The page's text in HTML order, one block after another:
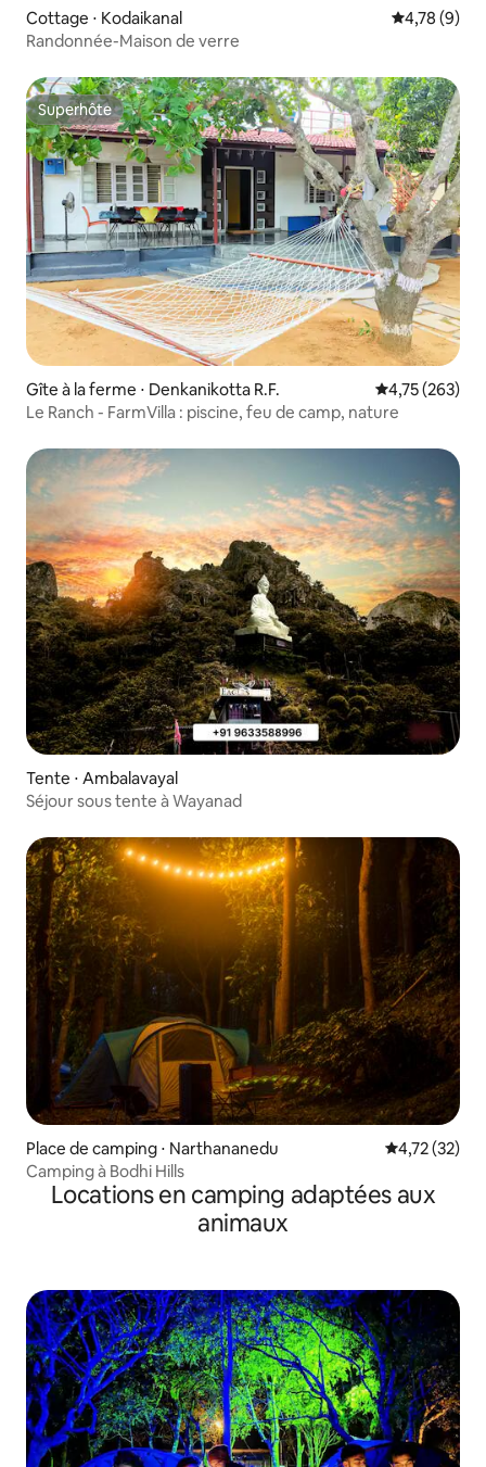
Cottage ⋅ Kodaikanal Évaluation
4,78 (9)
Randonnée-Maison de verre
Superhôte
Superhôte
Gîte à la ferme ⋅ Denkanikotta R.F. Évaluation
4,75 (263)
Le Ranch - FarmVilla : piscine, feu de camp, nature
Tente ⋅ Ambalavayal
Séjour sous tente à Wayanad
Place de camping ⋅ Narthananedu Évaluation
4,72 (32)
Camping à Bodhi Hills
Locations en camping adaptées aux
animaux